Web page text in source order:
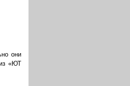
они
«ЮТ